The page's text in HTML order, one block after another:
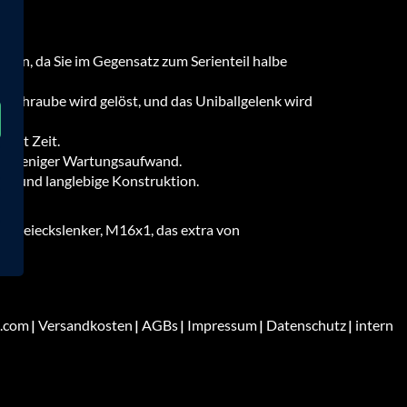
da Sie im Gegensatz zum Serienteil halbe
wird gelöst, und das Uniballgelenk wird
Zeit.
weniger Wartungsaufwand.
und langlebige Konstruktion.
M16x1, das extra von
Versandkosten AGBs Impressum Datenschutz intern